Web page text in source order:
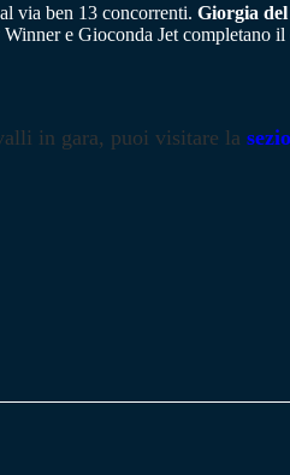
via ben 13 concorrenti. Giorgia
e Gioconda Jet completano
in gara, puoi visitare la